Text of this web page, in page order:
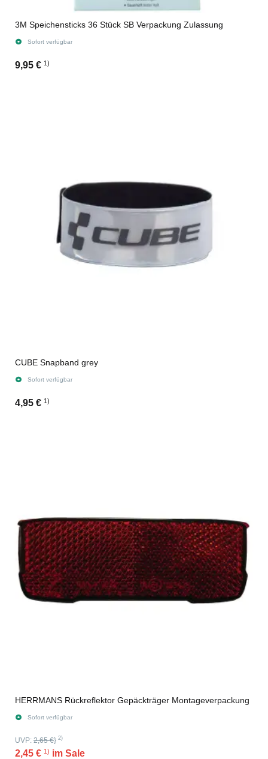
3M Speichensticks 36 Stück SB Verpackung Zulassung
Sofort verfügbar
9,95 € 1)
CUBE Snapband grey
Sofort verfügbar
4,95 € 1)
HERRMANS Rückreflektor Gepäckträger Montageverpackung
Sofort verfügbar
UVP: 2,65 €} 2)
2,45 € 1) im Sale